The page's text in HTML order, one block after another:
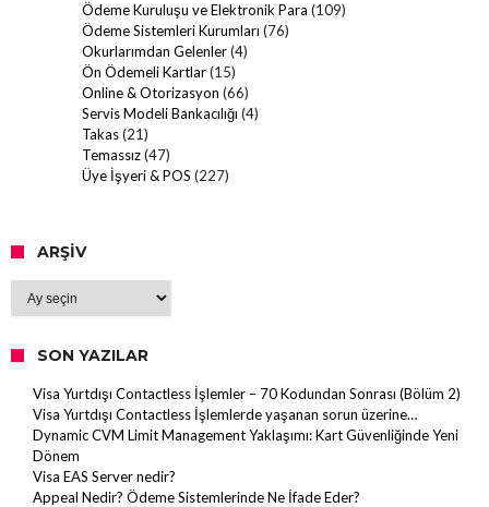
Ödeme Kuruluşu ve Elektronik Para (109)
Ödeme Sistemleri Kurumları (76)
Okurlarımdan Gelenler(4)
Ön Ödemeli Kartlar(15)
Online & Otorizasyon (66)
Servis Modeli Bankacılığı (4)
Takas(21)
Temassız(47)
Üye İşyeri & POS (227)
ARŞIV
SON YAZILAR
Visa Yurtdışı Contactless İşlemler – 70 Kodundan Sonrası (Bölüm 2)
Visa Yurtdışı Contactless İşlemlerde yaşanan sorun üzerine…
Dynamic CVM Limit Management Yaklaşımı: Kart Güvenliğinde Yeni
Dönem
Visa EAS Server nedir?
Appeal Nedir? Ödeme Sistemlerinde Ne İfade Eder?